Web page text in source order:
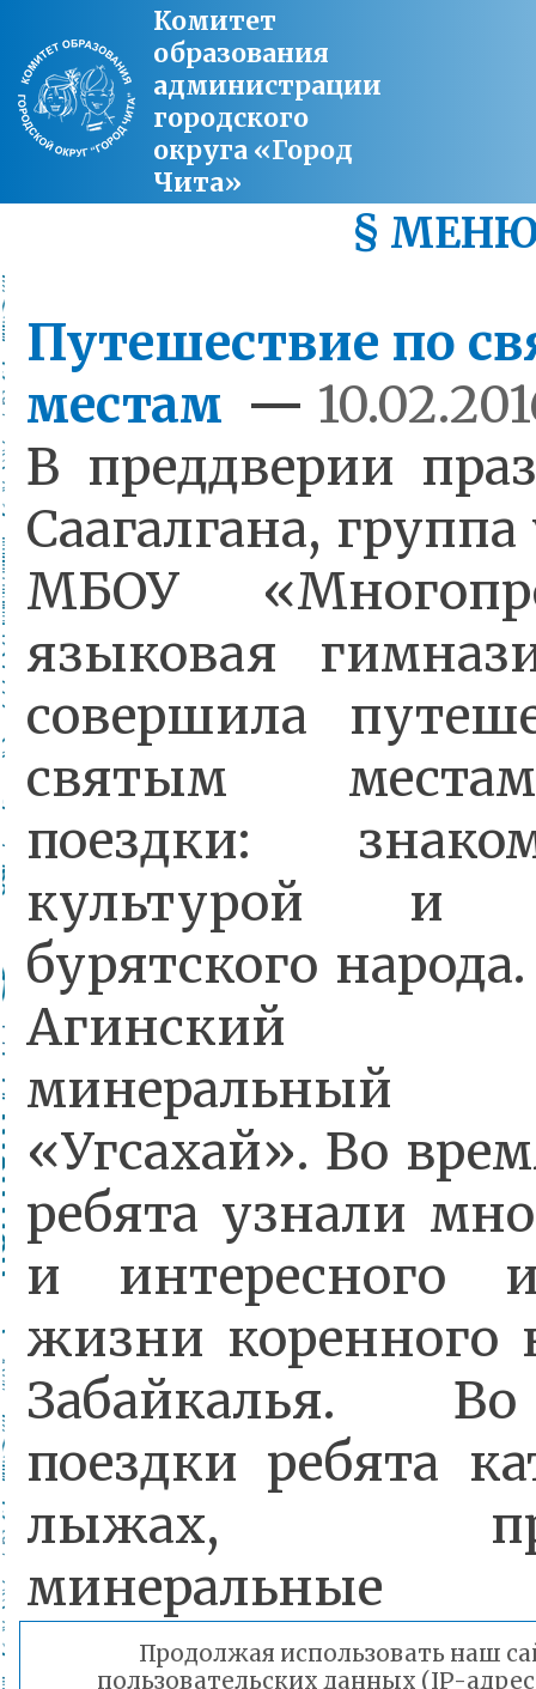
Комитет
образования
администрации
городского
округа «Город
Чита»
§
Путешествие по
местам —
В преддверии
Саагалгана,
МБОУ
языковая
совершила
святым
поездки:
культурой и
бурятского
Агинский
минеральный
«Угсахай». Во
ребята узнали
и интересного
жизни коренного
Забайкалья.
поездки ребята
лыжах,
занимались на
Продолжая использовать наш
пользовательских данных (IP-